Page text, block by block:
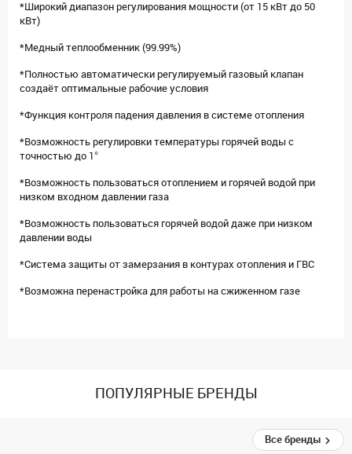
*Широкий диапазон регулирования мощности (от 15 кВт до 50
кВт)
*Медный теплообменник (99.99%)
*Полностью автоматически регулируемый газовый клапан
создаёт оптимальные рабочие условия
*Функция контроля падения давления в системе отопления
*Возможность регулировки температуры горячей воды с
точностью до 1°
*Возможность пользоваться отоплением и горячей водой при
низком входном давлении газа
*Возможность пользоваться горячей водой даже при низком
давлении воды
*Система защиты от замерзания в контурах отопления и ГВС
*Возможна перенастройка для работы на сжиженном газе
ПОПУЛЯРНЫЕ БРЕНДЫ
Все бренды